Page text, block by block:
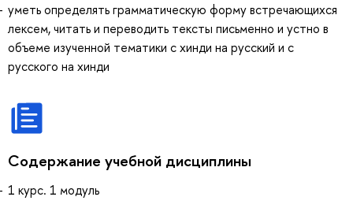
уметь определять грамматическую форму встречающихся
лексем, читать и переводить тексты письменно и устно в
объеме изученной тематики с хинди на русский и с
русского на хинди
Содержание учебной дисциплины
1 курс. 1 модуль